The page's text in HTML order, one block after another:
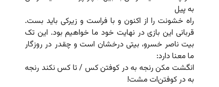
به پیل
راه خشونت را از اکنون و با فراست و زیرکی باید بست.
قربانی این بازی در نهایت خود ما خواهیم بود. این تک
بیت ناصر خسرو، بیتی درخشان است و چقدر در روزگار
ما معنا دارد:
انگشت مکن رنجه به در کوفتن کس / تا کس نکند رنجه
به در کوفتن‌ات مشت!